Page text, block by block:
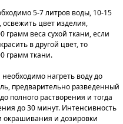
5-7 литров воды, 10-15
освежить цвет изделия,
грамм веса сухой ткани, если
в другой цвет, то
грамм ткани.
нагреть воду до
предварительно разведенный
полного растворения и тогда
до 30 минут. Интенсивность
окрашивания и дозировки